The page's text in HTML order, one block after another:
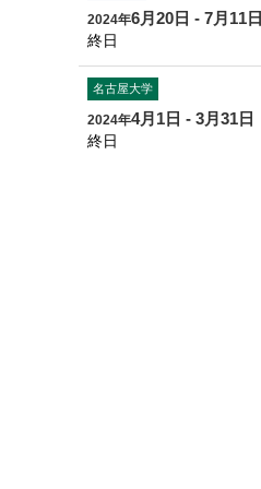
2024年6月20日 - 7月11日
終日
名古屋大学
2024年4月1日 - 3月31日
終日